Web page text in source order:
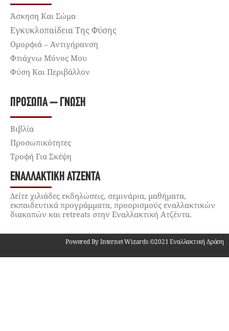
Άσκηση Και Σώμα
Εγκυκλοπαίδεια Της Φύσης
Ομορφιά – Αντιγήρανση
Φτιάχνω Μόνος Μου
Φύση Και Περιβάλλον
ΠΡΌΣΩΠΑ – ΓΝΏΣΗ
Βιβλία
Προσωπικότητες
Τροφή Για Σκέψη
ΕΝΑΛΛΑΚΤΙΚΉ ΑΤΖΈΝΤΑ
Δείτε χιλιάδες εκδηλώσεις, σεμινάρια, μαθήματα,
εκπαιδευτικά προγράμματα, προορισμούς εναλλακτικών
διακοπών και retreats στην Εναλλακτική Ατζέντα.
Powered By Internet Wizards ©2021 Εναλλακτική Δράση